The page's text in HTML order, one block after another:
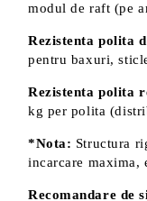
modul de raft (pe
Rezistenta polita
pentru baxuri,
Rezistenta polita
kg per polita
*Nota: Structura
incarcare maxima,
Recomandare de